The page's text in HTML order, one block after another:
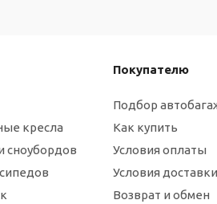
кресла
сноубордов
Покупателю
Подбор
Как купить
Условия оплаты
Условия доставки
Возврат и обмен